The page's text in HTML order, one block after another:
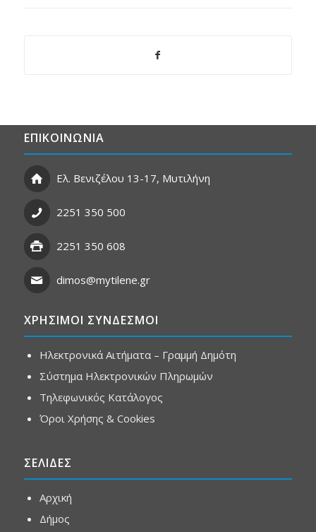
ΕΠΙΚΟΙΝΩΝΙΑ
Ελ. Βενιζέλου 13-17, Μυτιλήνη
2251 350 500
2251 350 608
dimos@mytilene.gr
ΧΡΗΣΙΜΟΙ ΣΥΝΔΕΣΜΟΙ
Ηλεκτρονικά Αιτήματα – Γραμμή Δημότη
Σύστημα Ηλεκτρονικών Πληρωμών
Τηλεφωνικός Κατάλογος
Όροι Χρήσης & Cookies
ΣΕΛΙΔΕΣ
Αρχική
Δήμος